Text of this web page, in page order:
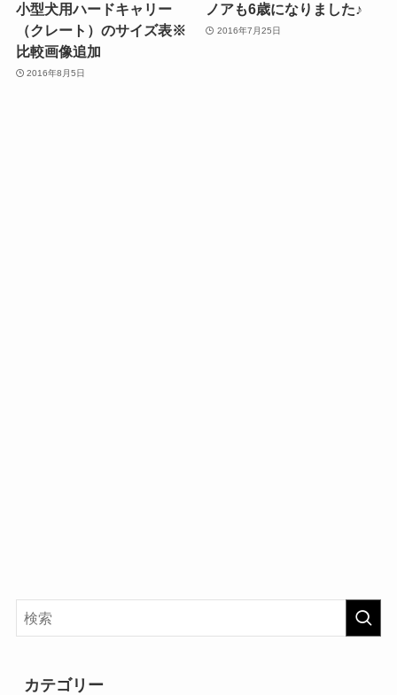
小型犬用ハードキャリー
（クレート）のサイズ表※
比較画像追加
2016年8月5日
ノアも6歳になりました♪
2016年7月25日
カテゴリー